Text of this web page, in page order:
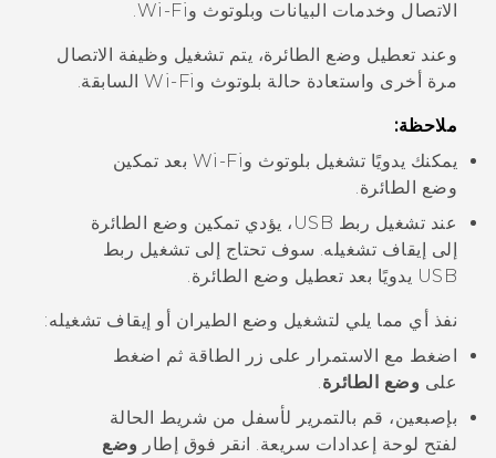
أجهزة HTC والملحقات
الاتصال وخدمات البيانات وبلوتوث وWi‍-Fi
.
وعند تعطيل وضع الطائرة، يتم تشغيل وظيفة الاتصال
مرة أخرى واستعادة حالة بلوتوث و Wi‍-Fi السابقة.
ملاحظة:
يمكنك يدويًا تشغيل بلوتوث وWi‍-Fi بعد تمكين
وضع الطائرة.
عند تشغيل ربط USB، يؤدي تمكين وضع الطائرة
إلى إيقاف تشغيله. سوف تحتاج إلى تشغيل ربط
USB يدويًا بعد تعطيل وضع الطائرة.
نفذ أي مما يلي لتشغيل وضع الطيران أو إيقاف تشغيله:
اضغط مع الاستمرار على زر
الطاقة ثم اضغط
على وضع الطائرة.
بإصبعين، قم بالتمرير لأسفل من شريط الحالة
لفتح لوحة إعدادات سريعة. انقر فوق إطار وضع